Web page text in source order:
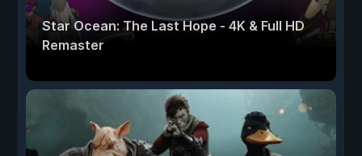
Star Ocean: The Last Hope - 4K & Full HD
Remaster